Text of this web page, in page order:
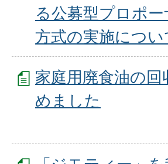
る公募型プロポ
方式の実施につい
家庭用廃食油の回
めました